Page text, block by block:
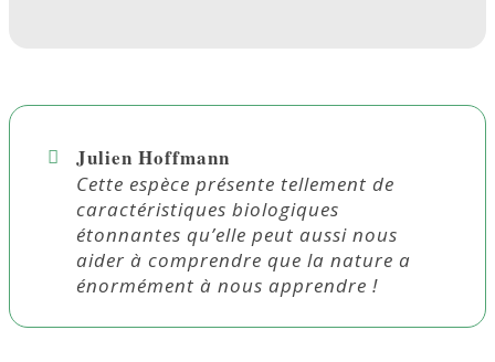
Julien Hoffmann
Cette espèce présente tellement de
caractéristiques biologiques
étonnantes qu’elle peut aussi nous
aider à comprendre que la nature a
énormément à nous apprendre !